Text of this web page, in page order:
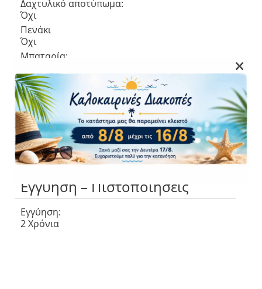
Δαχτυλικό αποτύπωμα:
Όχι
Πενάκι
Όχι
Μπαταρία:
Διαστάσεις και Βάρος
Διαστάσεις (ΠxΒxΥ):
257.1 x 168.7 x 6.9 mm
Βάρος:
480g
Εγγύηση – Πιστοποιήσεις
Εγγύηση:
2 Χρόνια
×